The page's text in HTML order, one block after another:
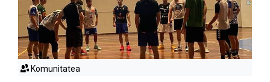
Komunitatea